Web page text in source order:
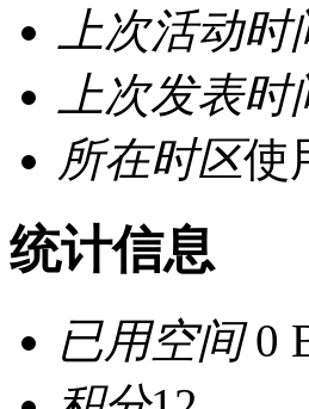
上次活动时
上次发表时
所在时区使
统计信息
已用空间0